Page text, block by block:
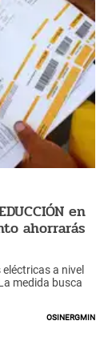
en
ahorrarás
a nivel
medida busca
Osinergmin